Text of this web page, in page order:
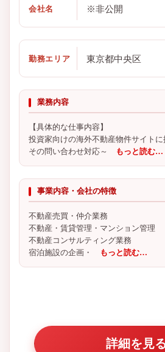
会社名 ※非公開
勤務エリア 東京都中央区
業務内容
【具体的な仕事内容】
投資家向けの海外不動産物件サイトに
その問い合わせ対応～
もっと読む…
事業内容・会社の特徴
不動産売買・仲介業務
不動産・賃貸管理・マンション管理
不動産コンサルティング業務
宿泊施設の企画・
もっと読む…
詳細を見る